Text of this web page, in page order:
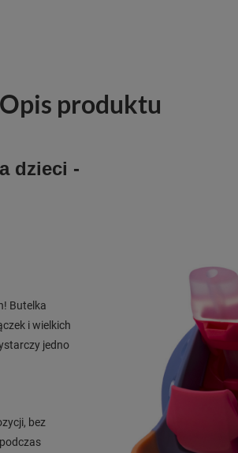
Opis produktu
dzieci -
Butelka
i wielkich
jedno
bez